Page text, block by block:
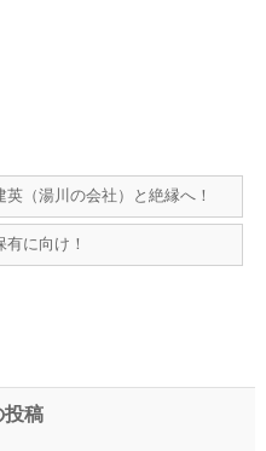
（湯川の会社）と絶縁へ！
に向け！
稿